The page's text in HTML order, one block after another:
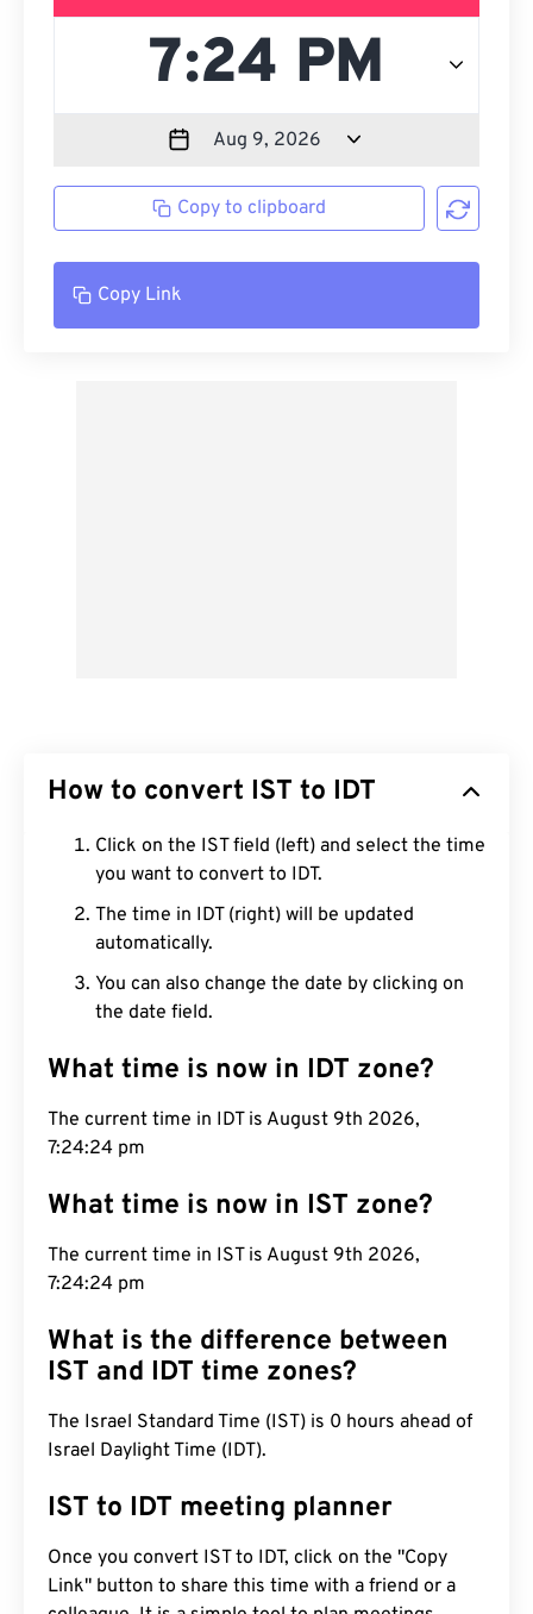
Copy to clipboard
Copy Link
How to convert IST to IDT
Click on the IST field (left) and select the time
you want to convert to IDT.
The time in IDT (right) will be updated
automatically.
You can also change the date by clicking on
the date field.
What time is now in IDT zone?
The current time in IDT is August 9th 2026,
7:24:25 pm
What time is now in IST zone?
The current time in IST is August 9th 2026,
7:24:25 pm
What is the difference between
IST and IDT time zones?
The Israel Standard Time (IST) is 0 hours ahead of
Israel Daylight Time (IDT).
IST to IDT meeting planner
Once you convert IST to IDT, click on the "Copy
Link" button to share this time with a friend or a